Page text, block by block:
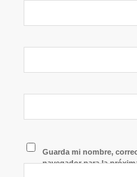
Guarda mi nombre,
navegador para la